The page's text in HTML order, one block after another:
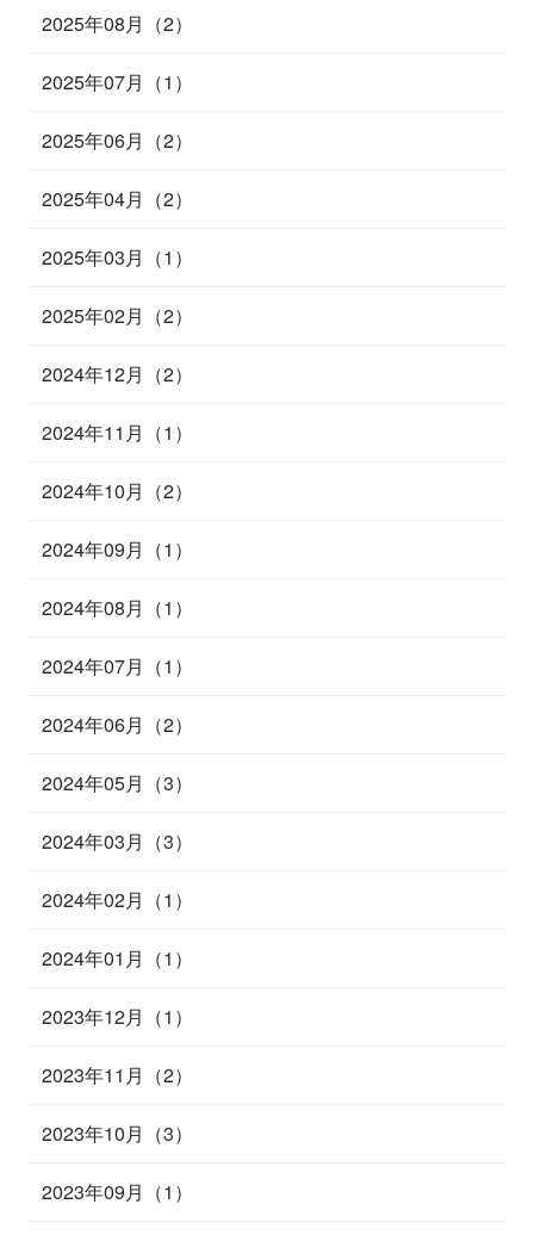
2025年08月（2）
2025年07月（1）
2025年06月（2）
2025年04月（2）
2025年03月（1）
2025年02月（2）
2024年12月（2）
2024年11月（1）
2024年10月（2）
2024年09月（1）
2024年08月（1）
2024年07月（1）
2024年06月（2）
2024年05月（3）
2024年03月（3）
2024年02月（1）
2024年01月（1）
2023年12月（1）
2023年11月（2）
2023年10月（3）
2023年09月（1）